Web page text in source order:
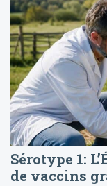
Sérotype 1:
de vaccins